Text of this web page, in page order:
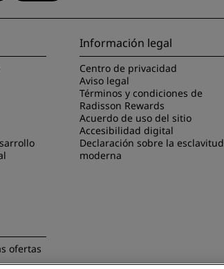
Información legal
Centro de privacidad
Aviso legal
Términos y condiciones de
Radisson Rewards
Acuerdo de uso del sitio
Accesibilidad digital
Declaración sobre la esclavitud
moderna
ofertas